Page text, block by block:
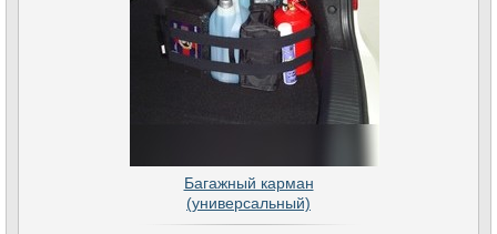
Багажный карман
(универсальный)